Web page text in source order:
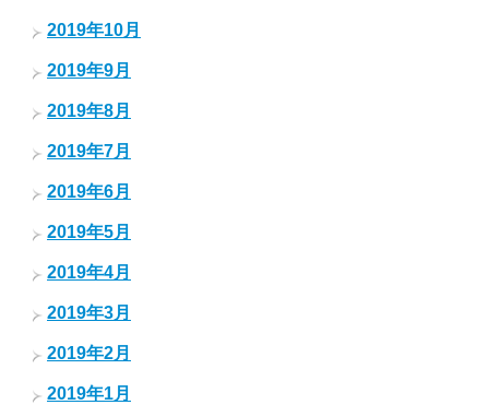
2019年10月
2019年9月
2019年8月
2019年7月
2019年6月
2019年5月
2019年4月
2019年3月
2019年2月
2019年1月